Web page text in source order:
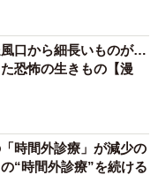
口から細長いものが…
恐怖の生きもの【漫
時間外診療」が減少の
“時間外診療”を続ける